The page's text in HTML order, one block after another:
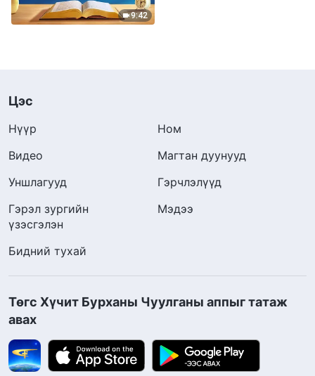
9:42
Цэс
Нүүр
Ном
Видео
Магтан дуунууд
Уншлагууд
Гэрчлэлүүд
Гэрэл зургийн
үзэсгэлэн
Мэдээ
Бидний тухай
Төгс Хүчит Бурханы Чуулганы аппыг татаж
авах